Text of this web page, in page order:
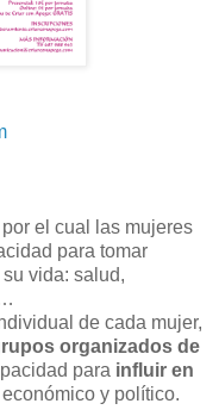
el cual las mujeres
para tomar
vida: salud,
de cada mujer,
organizados de
para influir en
y político.